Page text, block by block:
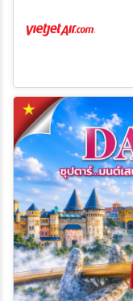
20 ส.ค. 69 - 23 ส.ค. 69
02 ต.ค. 69 - 05 ต.ค. 69
08 ต.ค. 69 - 11 ต.ค. 69
16 ต.ค. 69 - 19 ต.ค. 69
23 ต.ค. 69 - 26 ต.ค. 69